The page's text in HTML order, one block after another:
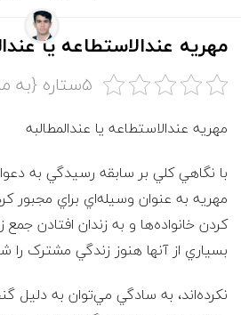
ف
ر
ج
ع
ف
ر
مهريه عندالاستطاعه يا
5ستاره {به ما امتیاز دهید}
مهريه عندالاستطاعه يا عندالمطالبه
با نگاهي کلي بر سابقه رسيدگي به
مهريه به عنوان وسيله‌اي براي مجبور
کردن خانواده‌ها و به زندان افتادن جمع
بسياري از آنها هنوز زندگي مشترک را
نکرده‌اند، به سادگي مي‌توان به دليل